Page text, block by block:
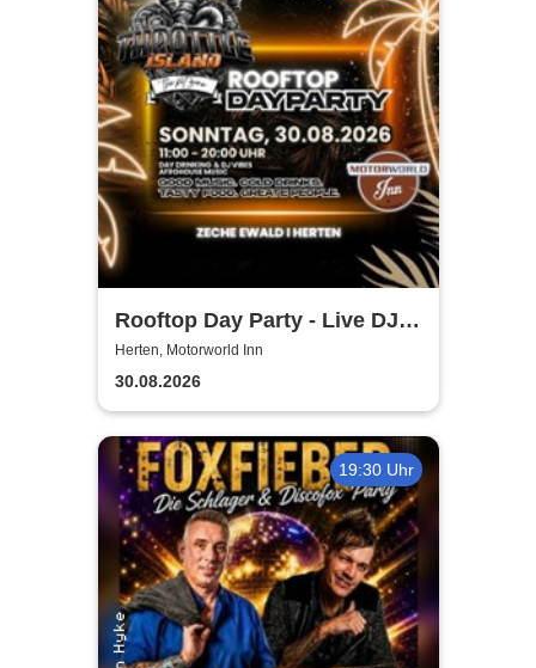
Rooftop Day Party - Live DJ,
Afro House & Summervibes |
Motorworld Inn Herten
Herten, Motorworld Inn
30.08.2026
19:30 Uhr